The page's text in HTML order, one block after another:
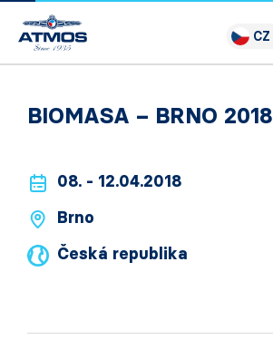
CZ
BIOMASA – BRNO 2018
08. - 12.04.2018
Brno
Česká republika